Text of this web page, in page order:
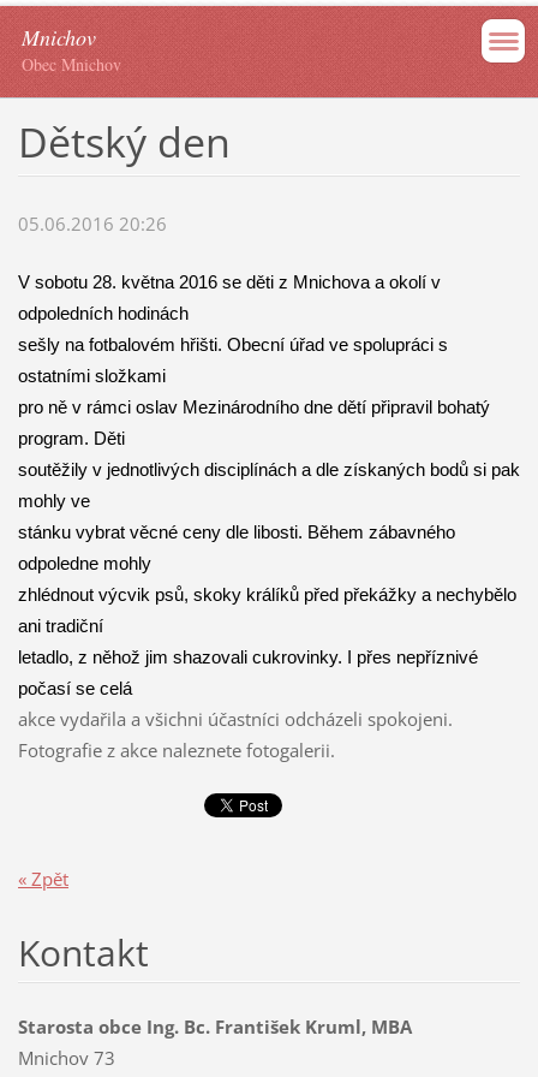
Mnichov
Obec Mnichov
Dětský den
05.06.2016 20:26
V sobotu 28. května 2016 se děti z Mnichova a okolí v
odpoledních hodinách
sešly na fotbalovém hřišti. Obecní úřad ve spolupráci s
ostatními složkami
pro ně v rámci oslav Mezinárodního dne dětí připravil bohatý
program. Děti
soutěžily v jednotlivých disciplínách a dle získaných bodů si pak
mohly ve
stánku vybrat věcné ceny dle libosti. Během zábavného
odpoledne mohly
zhlédnout výcvik psů, skoky králíků před překážky a nechybělo
ani tradiční
letadlo, z něhož jim shazovali cukrovinky. I přes nepříznivé
počasí se celá
akce vydařila a všichni účastníci odcházeli spokojeni.
Fotografie z akce naleznete fotogalerii.
« Zpět
Kontakt
Starosta obce Ing. Bc. František Kruml, MBA
Mnichov 73